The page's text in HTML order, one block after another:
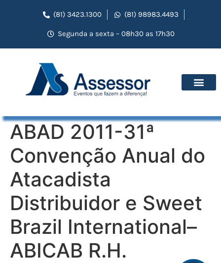
(81) 3423.1300 (81) 98983.4493
Segunda a sexta – 08h30 as 17h30
ABAD 2011-31ª
Convenção Anual do
Atacadista
Distribuidor e Sweet
Brazil International–
ABICAB R.H.